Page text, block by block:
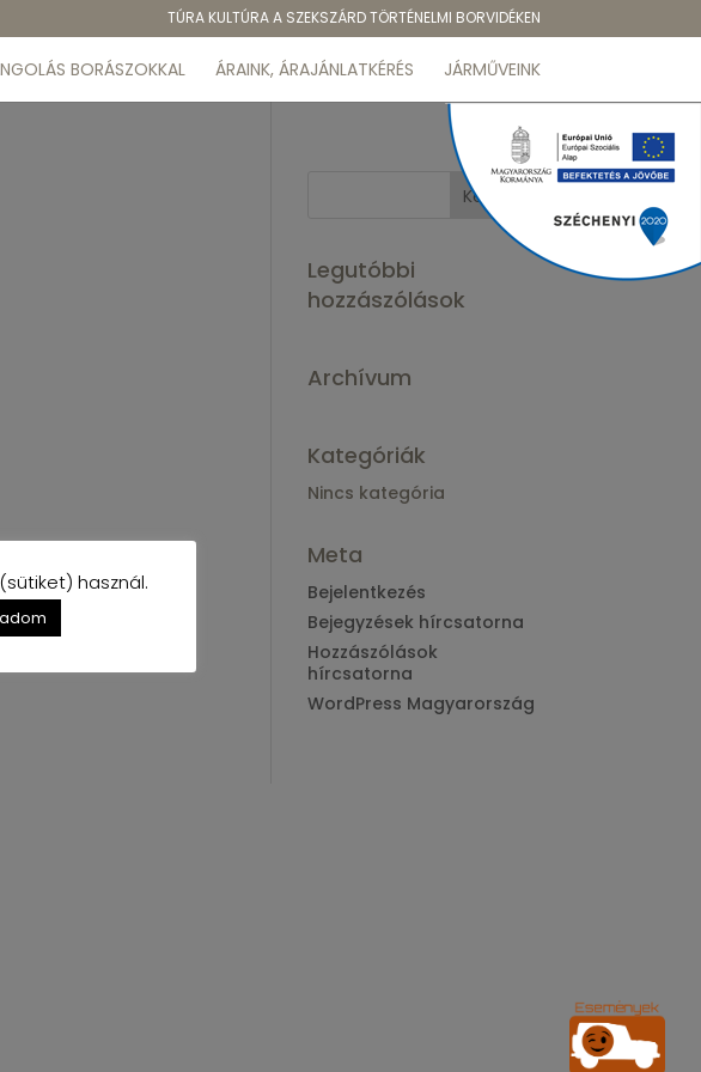
TÚRA KULTÚRA A SZEKSZÁRD TÖRTÉNELMI BORVIDÉKEN
BORÁSZOKKAL ÁRAINK, ÁRAJÁNLATKÉRÉS JÁRMŰVEINK
Legutóbbi
hozzászólások
Archívum
Kategóriák
Nincs kategória
Meta
Bejelentkezés
Bejegyzések hírcsatorna
Hozzászólások
hírcsatorna
WordPress Magyarország
használ.